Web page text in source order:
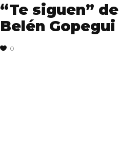
“Te siguen” de
Belén Gopegui
0